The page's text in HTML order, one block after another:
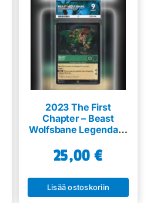
2023 The First
Chapter – Beast
Wolfsbane Legendary
25,00 €
Lisää ostoskoriin